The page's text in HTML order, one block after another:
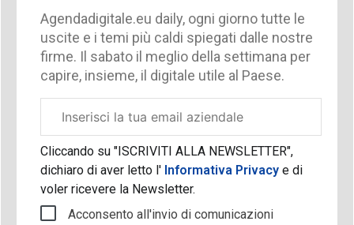
Agendadigitale.eu daily, ogni giorno tutte le
uscite e i temi più caldi spiegati dalle nostre
firme. Il sabato il meglio della settimana per
capire, insieme, il digitale utile al Paese.
aziendale
Cliccando su "ISCRIVITI ALLA NEWSLETTER",
dichiaro di aver letto l'Informativa Privacy e di
voler ricevere la Newsletter.
Acconsento all'invio di comunicazioni